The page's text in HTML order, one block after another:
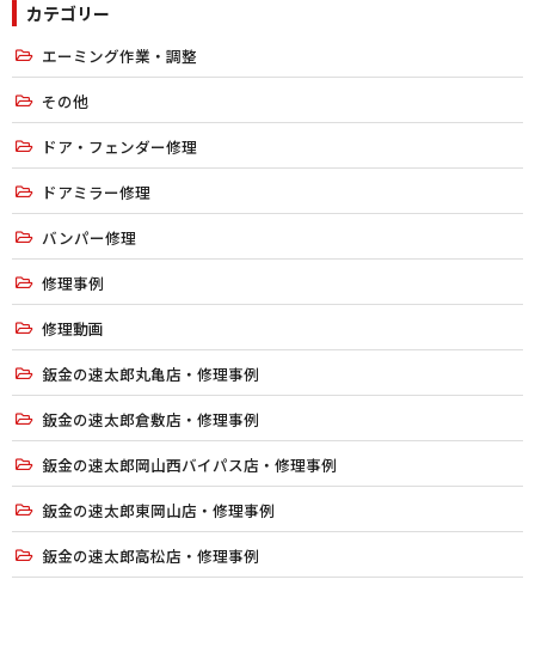
カテゴリー
エーミング作業・調整
その他
ドア・フェンダー修理
ドアミラー修理
バンパー修理
修理事例
修理動画
鈑金の速太郎丸亀店・修理事例
鈑金の速太郎倉敷店・修理事例
鈑金の速太郎岡山西バイパス店・修理事例
鈑金の速太郎東岡山店・修理事例
鈑金の速太郎高松店・修理事例